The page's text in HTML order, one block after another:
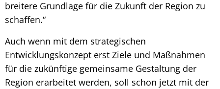
breitere Grundlage für die Zukunft der Region zu
schaffen.“
Auch wenn mit dem strategischen
Entwicklungskonzept erst Ziele und Maßnahmen
für die zukünftige gemeinsame Gestaltung der
Region erarbeitet werden, soll schon jetzt mit der